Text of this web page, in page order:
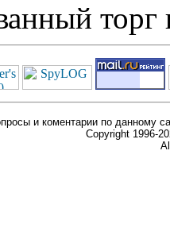
торг
и коментарии по данному
Copyright 1996-